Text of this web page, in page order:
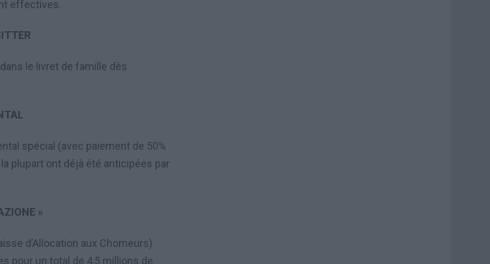
effectives.
le livret de famille dès
spécial (avec paiement de 50%
plupart ont déjà été anticipées par
»
d’Allocation aux Chomeurs)
pour un total de 4,5 millions de